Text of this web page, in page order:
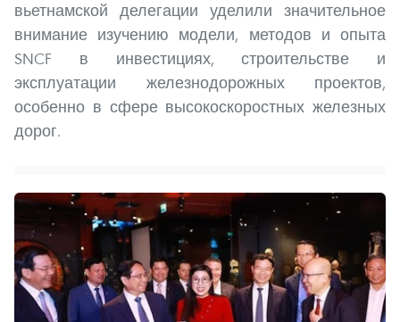
вьетнамской делегации уделили значительное
внимание изучению модели, методов и опыта
SNCF в инвестициях, строительстве и
эксплуатации железнодорожных проектов,
особенно в сфере высокоскоростных железных
дорог.